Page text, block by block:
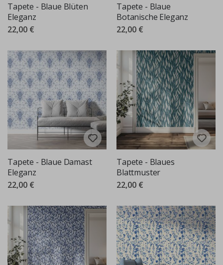
Tapete - Blaue Blüten
Eleganz
22,00 €
Tapete - Blaue
Botanische Eleganz
22,00 €
Tapete - Blaue Damast
Eleganz
22,00 €
Tapete - Blaues
Blattmuster
22,00 €